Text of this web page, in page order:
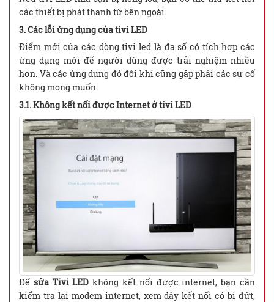
các thiết bị phát thanh từ bên ngoài.
3. Các lỗi ứng dụng của tivi LED
Điểm mới của các dòng tivi led là đa số có tích hợp các
ứng dụng mới để người dùng được trải nghiệm nhiều
hơn. Và các ứng dụng đó đôi khi cũng gặp phải các sự cố
không mong muốn.
3.1. Không kết nối được Internet ở tivi LED
Để sửa Tivi LED không kết nối được internet, bạn cần
kiểm tra lại modem internet, xem dây kết nối có bị đứt,